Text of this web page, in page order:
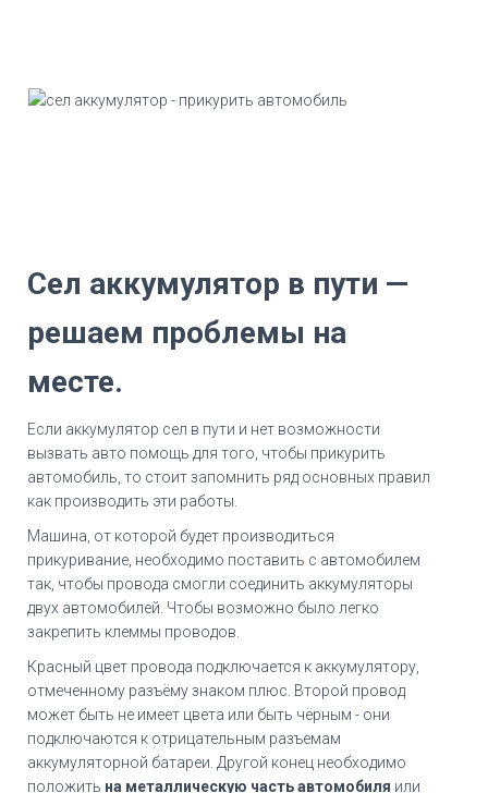
Сел аккумулятор в пути —
решаем проблемы на
месте.
Если аккумулятор сел в пути и нет возможности
вызвать авто помощь для того, чтобы прикурить
автомобиль, то стоит запомнить ряд основных правил
как производить эти работы.
Машина, от которой будет производиться
прикуривание, необходимо поставить с автомобилем
так, чтобы провода смогли соединить аккумуляторы
двух автомобилей. Чтобы возможно было легко
закрепить клеммы проводов.
Красный цвет провода подключается к аккумулятору,
отмеченному разъёму знаком плюс. Второй провод
может быть не имеет цвета или быть чёрным - они
подключаются к отрицательным разъемам
аккумуляторной батареи. Другой конец необходимо
положить на металлическую часть автомобиля или